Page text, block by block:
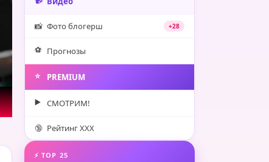
📸 Фото блогерш +28
⚽️ Прогнозы
⭐️ PREMIUM
▶️ СМОТРИМ!
🔞 Рейтинг XXX
⚡ TOP 25